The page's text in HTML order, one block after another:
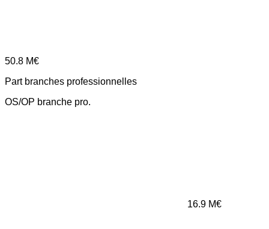
50.8 M€
Part branches professionnelles
OS/OP branche pro.
16.9 M€